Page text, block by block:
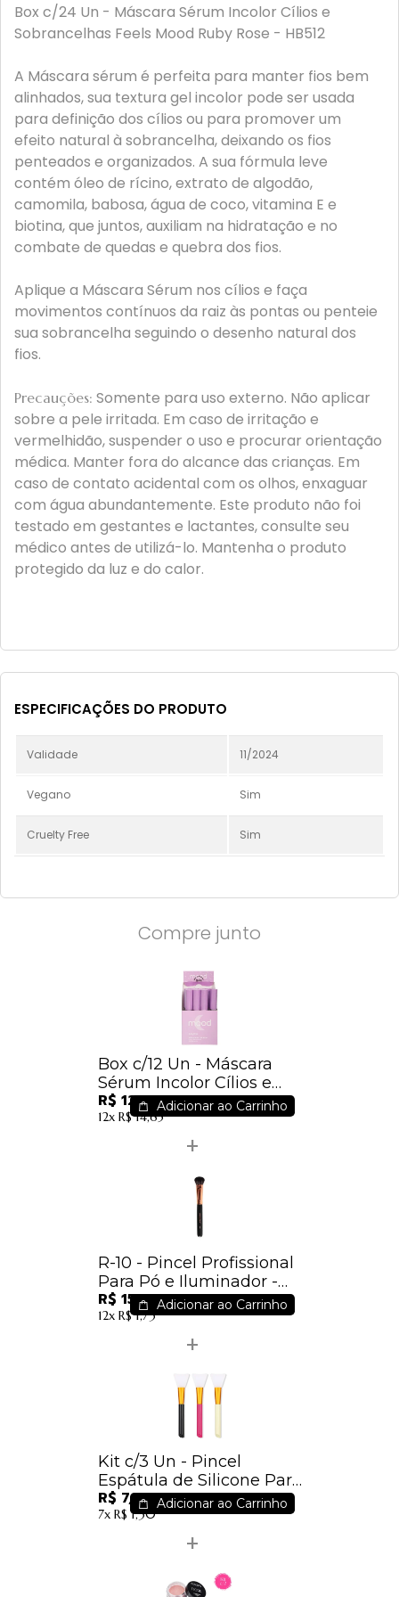
Box c/24 Un - Máscara Sérum Incolor Cílios e
Sobrancelhas Feels Mood Ruby Rose - HB512
A Máscara sérum é perfeita para manter fios bem
alinhados, sua textura gel incolor pode ser usada
para definição dos cílios ou para promover um
efeito natural à sobrancelha, deixando os fios
penteados e organizados. A sua fórmula leve
contém óleo de rícino, extrato de algodão,
camomila, babosa, água de coco, vitamina E e
biotina, que juntos, auxiliam na hidratação e no
combate de quedas e quebra dos fios.
Aplique a Máscara Sérum nos cílios e faça
movimentos contínuos da raiz às pontas ou penteie
sua sobrancelha seguindo o desenho natural dos
fios.
Precauções: Somente para uso externo. Não aplicar
sobre a pele irritada. Em caso de irritação e
vermelhidão, suspender o uso e procurar orientação
médica. Manter fora do alcance das crianças. Em
caso de contato acidental com os olhos, enxaguar
com água abundantemente. Este produto não foi
testado em gestantes e lactantes, consulte seu
médico antes de utilizá-lo. Mantenha o produto
protegido da luz e do calor.
ESPECIFICAÇÕES DO PRODUTO
Validade 11/2024
Vegano Sim
Cruelty Free Sim
Compre junto
Box c/12 Un - Máscara
Sérum Incolor Cílios e
Sobrancelhas Feels Mood
Ruby Rose - HB512
R$ 129,88
12x R$ 14,65
Adicionar ao Carrinho
R-10 - Pincel Profissional
Para Pó e Iluminador -
Macrilan - Linha Rosé
R$ 15,36
12x R$ 1,73
Adicionar ao Carrinho
Kit c/3 Un - Pincel
Espátula de Silicone Para
Máscara Facial - IM
R$ 7,50
7x R$ 1,30
Adicionar ao Carrinho